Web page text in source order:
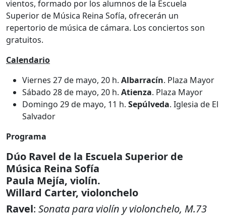
vientos, formado por los alumnos de la Escuela
Superior de Música Reina Sofía, ofrecerán un
repertorio de música de cámara. Los conciertos son
gratuitos.
Calendario
Viernes 27 de mayo, 20 h. Albarracín. Plaza Mayor
Sábado 28 de mayo, 20 h. Atienza. Plaza Mayor
Domingo 29 de mayo, 11 h. Sepúlveda. Iglesia de El
Salvador
Programa
Dúo Ravel de la Escuela Superior de
Música Reina Sofía
Paula Mejía, violín.
Willard Carter, violonchelo
Ravel: Sonata para violín y violonchelo, M.73